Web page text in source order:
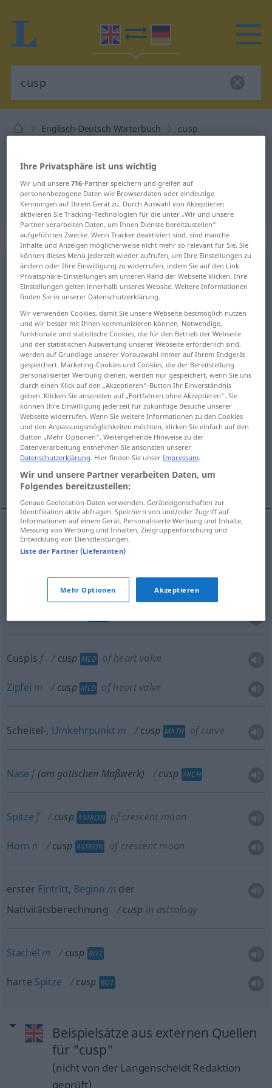
Englisch-Deutsch Wörterbuch cusp
"cusp"
"cusp" Deutsch Übersetzung
„cusp“: noun
cusp [kʌsp]s
Übersicht aller Übersetzungen
(Für mehr Details die Übersetzung anklicken/antippen)
Spitze, spitzes Ende Höcker
Cuspis, Zipfel Scheitel-, Umkehrpunkt
Nase Spitze, Horn
erster Eintritt, Beginn der
Nativitätsberechnung
Stachel, harte Spitze
Spitzef cusp point
Cuspis f cusp MED of heart valve
Zipfel m cusp MED of heart valve
Scheitel-, Umkehrpunkt m cusp MATH of curve
Nase f(am gotischen Maßwerk) cusp ARCH
Spitze f cusp ASTRON of crescent moon
Horn n cusp ASTRON of crescent moon
erster Eintritt, Beginn m der
Nativitätsberechnung
cusp in astrology
Stachel m cusp BOT
harte Spitze cusp BOT
Beispielsätze aus externen Quellen
für "cusp"
(nicht von der Langenscheidt Redaktion
geprüft)
Ihre Privatsphäre ist uns wichtig
Wir und unsere716-Partner speichern und greifen auf
personenbezogene Daten wie Browserdaten oder eindeutige
Kennungen auf Ihrem Gerät zu. Durch Auswahl von Akzeptieren
aktivieren Sie Tracking-Technologien für die unter „Wir und unsere
Partner verarbeiten Daten, um Ihnen Dienste bereitzustellen“
aufgeführten Zwecke. Wenn Tracker deaktiviert sind, sind manche
Inhalte und Anzeigen möglicherweise nicht mehr so relevant für Sie. Sie
können dieses Menü jederzeit wieder aufrufen, um Ihre Einstellungen zu
ändern oder Ihre Einwilligung zu widerrufen, indem Sie auf den Link
Privatsphäre-Einstellungen am unteren Rand der Webseite klicken. Ihre
Einstellungen gelten innerhalb unseres Website. Weitere Informationen
finden Sie in unserer Datenschutzerklärung.
Wir verwenden Cookies, damit Sie unsere Webseite bestmöglich nutzen
und wir besser mit Ihnen kommunizieren können. Notwendige,
funktionale und statistische Cookies, die für den Betrieb der Webseite
und der statistischen Auswertung unserer Webseite erforderlich sind,
werden auf Grundlage unserer Vorauswahl immer auf Ihrem Endgerät
gespeichert. Marketing-Cookies und Cookies, die der Bereitstellung
personalisierter Werbung dienen, werden nur gespeichert, wenn Sie uns
durch einen Klick auf den „Akzeptieren“-Button Ihr Einverständnis
geben. Klicken Sie ansonsten auf „Fortfahren ohne Akzeptieren“. Sie
können Ihre Einwilligung jederzeit für zukünftige Besuche unserer
Webseite widerrufen. Wenn Sie weitere Informationen zu den Cookies
und den Anpassungsmöglichkeiten möchten, klicken Sie einfach auf den
Button „Mehr Optionen“. Weitergehende Hinweise zu der
Datenverarbeitung entnehmen Sie ansonsten unserer
Datenschutzerklärung. Hier finden Sie unserImpressum.
Wir und unsere Partner verarbeiten Daten, um
Folgendes bereitzustellen:
Genaue Geolocation-Daten verwenden. Geräteeigenschaften zur
Identifikation aktiv abfragen. Speichern von und/oder Zugriff auf
Informationen auf einem Gerät. Personalisierte Werbung und Inhalte,
Messung von Werbung und Inhalten, Zielgruppenforschung und
Entwicklung von Dienstleistungen.
Liste der Partner (Lieferanten)
Mehr Optionen Akzeptieren